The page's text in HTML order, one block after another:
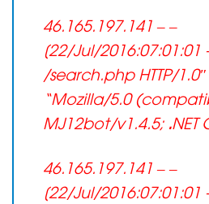
46.165.197.141 – –
[22/Jul/2016:07:01:01
/search.php HTTP/1.0″
“Mozilla/5.0
MJ12bot/v1.4.5; .NET
46.165.197.141 – –
[22/Jul/2016:07:01:01